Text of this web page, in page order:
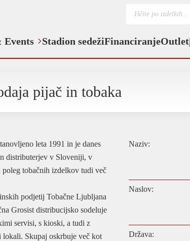
search
Events Stadion sedežiFinanciranjeOutlet
pijač in tobaka
leta 1991 in je danes
distributerjev v Sloveniji, v
poleg tobačnih izdelkov tudi več
podjetij Tobačne Ljubljana
Grosist distribucijsko sodeluje
servisi, s kioski, a tudi z
Skupaj oskrbuje več kot
Naziv:
Naslov:
Država: